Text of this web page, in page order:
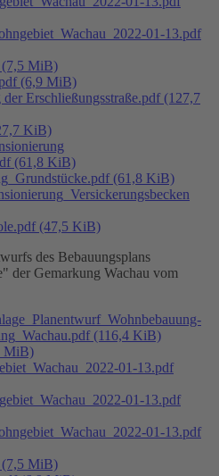
01-13.pdf
(7,5 MiB)
(6,9 MiB)
Erschließungsstraße.pdf (127,7
KiB)
(61,8 KiB)
(61,8 KiB)
(47,5 KiB)
des Bebauungsplans
der Gemarkung Wachau vom
(116,4 KiB)
MiB)
01-13.pdf
01-13.pdf
01-13.pdf
(7,5 MiB)